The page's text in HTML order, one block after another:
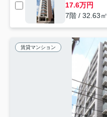
17.6万円
7階 / 32.63
賃貸マンション